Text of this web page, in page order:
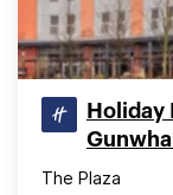
Holiday
The Plaza